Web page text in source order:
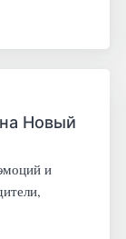
Новый
и